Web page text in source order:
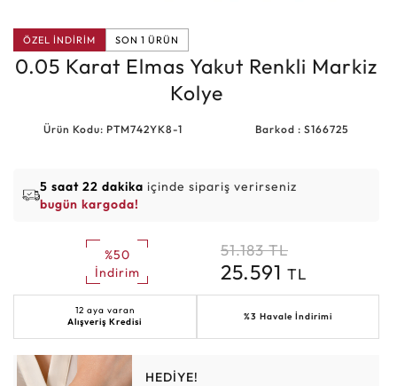
ÖZEL İNDİRİM SON 1 ÜRÜN
0.05 Karat Elmas Yakut Renkli Markiz
Kolye
Ürün Kodu: PTM742YK8-1 Barkod : S166725
5 saat 22 dakika içinde sipariş verirseniz
bugün kargoda!
%50
İndirim
51.183 TL
25.591 TL
12 aya varan
Alışveriş Kredisi
%3 Havale İndirimi
HEDİYE!